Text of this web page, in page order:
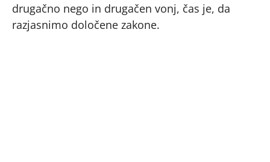
drugačno nego in drugačen vonj, čas je, da
razjasnimo določene zakone.